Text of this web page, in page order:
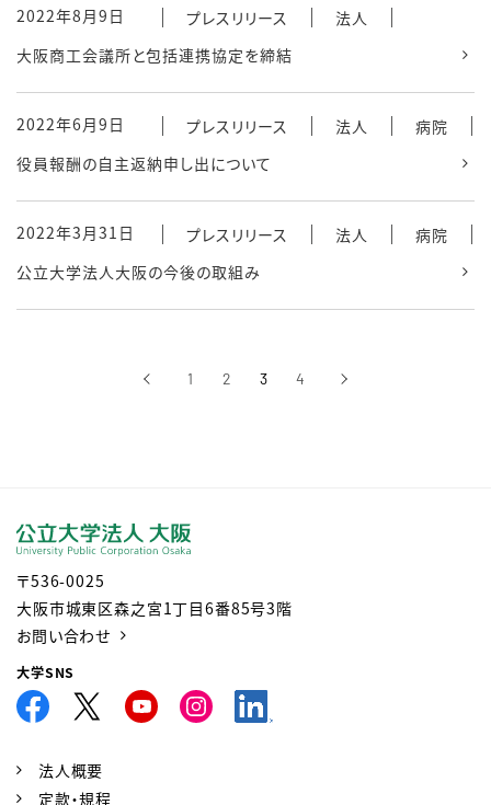
2022年8月9日 プレスリリース
法人
大阪商工会議所と包括連携協定を締結
2022年6月9日 プレスリリース 法人
病院
役員報酬の自主返納申し出について
2022年3月31日 プレスリリース 法人
病院
公立大学法人大阪の今後の取組み
‹前へ 1 2 3 4 ›次へ
〒536-0025
大阪市城東区森之宮1丁目6番85号3階
お問い合わせ
大学SNS
法人概要
定款・規程